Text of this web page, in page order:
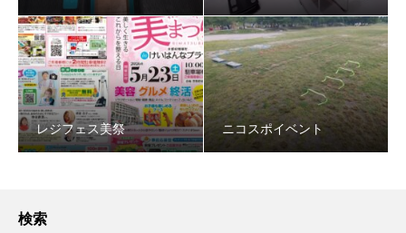
レジフェス美祭 ニコスポイベント
検索